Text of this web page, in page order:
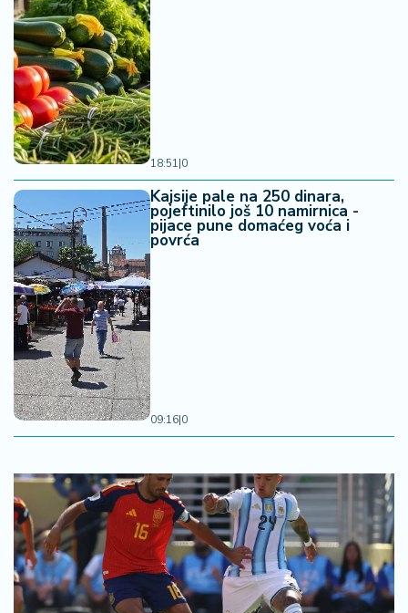
18:51|0
Kajsije pale na 250 dinara,
pojeftinilo još 10 namirnica -
pijace pune domaćeg voća i
povrća
09:16|0